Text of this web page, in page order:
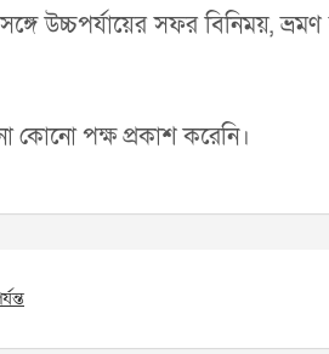
উচ্চপর্যায়ের সফর বিনিময়,
কোনো পক্ষ প্রকাশ করেনি।